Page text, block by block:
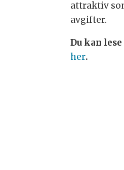
attraktiv
avgifter.
Du kan
her.